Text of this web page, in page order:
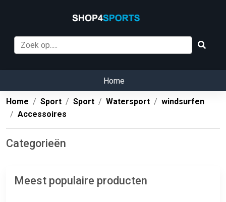
Home
Home Sport Sport Watersport
windsurfen
Accessoires
Categorieën
Meest populaire producten